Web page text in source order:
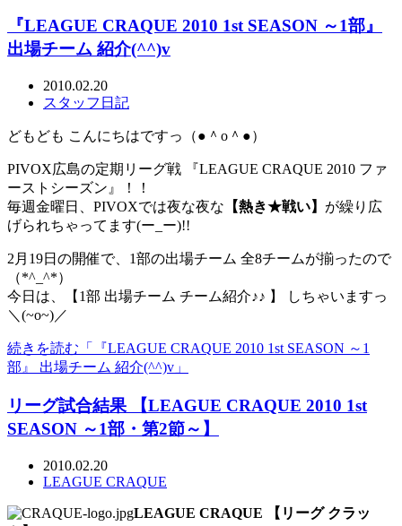
『LEAGUE CRAQUE 2010 1st SEASON ～1部』
出場チーム 紹介(^^)v
2010.02.20
スタッフ日記
どもども こんにちはですっ（●＾o＾●）
PIVOX広島の定期リーグ戦 『LEAGUE CRAQUE 2010 ファ
ーストシーズン』！！
毎週金曜日、PIVOXでは夜な夜な 【熱き★戦い】 が繰り広
げられちゃってます(ー_ー)!!
2月19日の開催で、1部の出場チーム 全8チームが揃ったので
（*^_^*）
今日は、【1部 出場チーム チーム紹介♪♪ 】 しちゃいますっ
＼(~o~)／
続きを読む「『LEAGUE CRAQUE 2010 1st SEASON ～1
部』 出場チーム 紹介(^^)v」
リーグ試合結果 【LEAGUE CRAQUE 2010 1st
SEASON ～1部・第2節～】
2010.02.20
LEAGUE CRAQUE
LEAGUE CRAQUE 【リーグ クラッ